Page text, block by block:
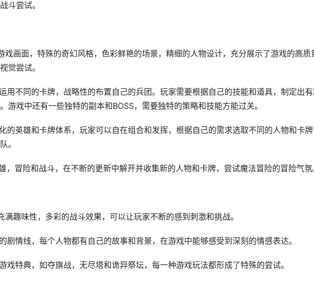
斗尝试。
戏画面，特殊的奇幻风格，色彩鲜艳的场景，精细的人物设计，充分展示了游戏的高质
觉尝试。
用不同的卡牌，战略性的布置自己的兵团。玩家需要根据自己的技能和道具，制定出
游戏中还有一些独特的副本和BOSS，需要独特的策略和技能方能过关。
的英雄和卡牌体系，玩家可以自在组合和发挥，根据自己的需求选取不同的人物和卡
。
，冒险和战斗，在不断的更新中解开并收集新的人物和卡牌，尝试魔法冒险的冒险气
满趣味性，多彩的战斗效果，可以让玩家不断的感到刺激和挑战。
剧情线，每个人物都有自己的故事和背景，在游戏中能够感受到深刻的情感表达。
戏特典，如夺旗战，无尽塔和诡异祭坛，每一种游戏玩法都形成了特殊的尝试。